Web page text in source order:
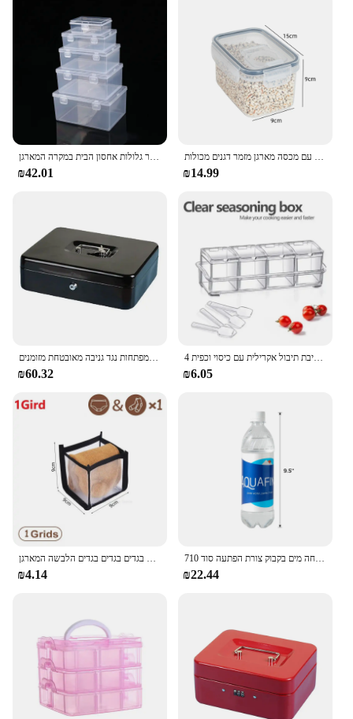
חם שקוף פלסטיק פשוט מלבני קופסה עם מכסה פלסטיק להפוך את מכסה תיבת אחסון עבור גלולות אחסון הבית במקרה המארגן
₪42.01
מכולות אחסון מזון אטום עם מכסה מארגן מזמר דגנים מכולות ceal מיכל אחסון מזון מארגן
₪14.99
מזומנים מגירה חסין אש חסין חסין אש מתכת רב תא כסף עם מנעול 2 מפתחות נגד גניבה מאובטחת מזומנים
₪60.32
4 יח 'מטבח ברור תיבת אחסון מיכל מתכלים צנצנות אקרילית תיבת תיבול אקרילית עם כיסוי וכפית
₪6.05
מכנסיים מקופלים מארגן חזייה הלבשה תחתונה אחסון ארונות מגירות מארגני תחתונים גרביים בגדים בגדים בגדים בגדים הלבשה המארגן
₪4.14
הסחה מים בקבוק צורת הפתעה סוד 710ML נסתרת אבטחה מיכל סטאש כספת עם מזון כיתה ריח הוכחה תיק
₪22.44